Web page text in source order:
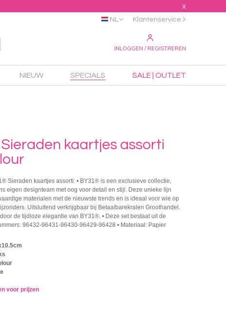
X
INLOGGEN / REGISTREREN
NL Klantenservice
NIEUW SPECIALS SALE | OUTLET
kaartjes assorti
Sieraden kaartjes assorti: • BY31® is een exclusieve collectie,
eigen designteam met oog voor detail en stijl. Deze unieke lijn
materialen met de nieuwste trends en is ideaal voor wie op
Uitsluitend verkrijgbaar bij Betaalbarekralen Groothandel.
de tijdloze elegantie van BY31®. • Deze set bestaat uit de
96432-96431-96430-96429-96428 • Materiaal: Papier
voor prijzen